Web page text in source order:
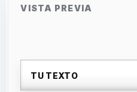
VISTA PREVIA
TU TEXTO